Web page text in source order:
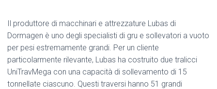
Il produttore di macchinari e attrezzature Lubas di
Dormagen è uno degli specialisti di gru e sollevatori a vuoto
per pesi estremamente grandi. Per un cliente
particolarmente rilevante, Lubas ha costruito due tralicci
UniTravMega con una capacità di sollevamento di 15
tonnellate ciascuno. Questi traversi hanno 51 grandi